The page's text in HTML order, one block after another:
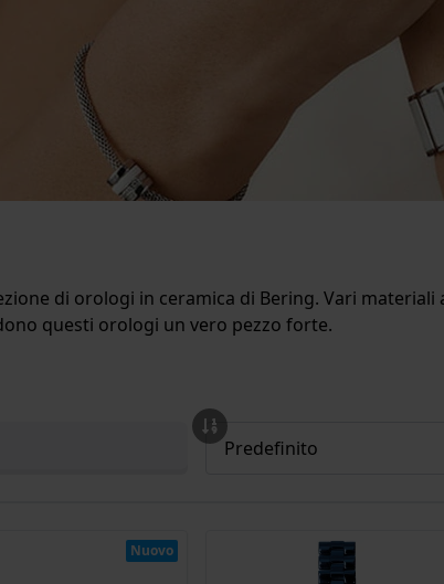
di orologi in ceramica di Bering. Vari
questi orologi un vero pezzo forte.
Nuovo